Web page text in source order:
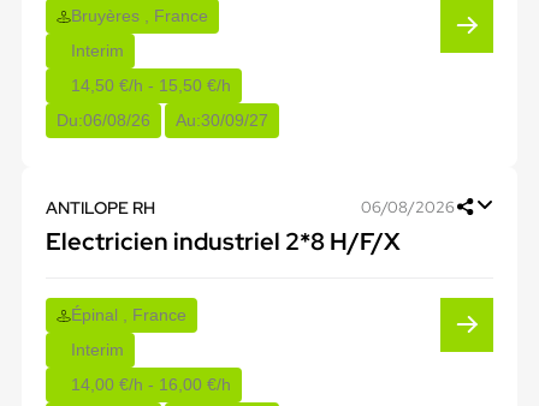
Bruyères , France
Interim
14,50 €/h - 15,50 €/h
Du:06/08/26 Au:30/09/27
ANTILOPE RH 06/08/2026
Electricien industriel 2*8 H/F/X
Épinal , France
Interim
14,00 €/h - 16,00 €/h